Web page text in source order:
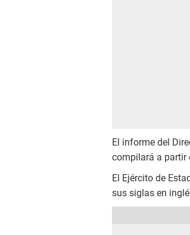
El informe del
compilará a partir
El Ejército de
sus siglas en